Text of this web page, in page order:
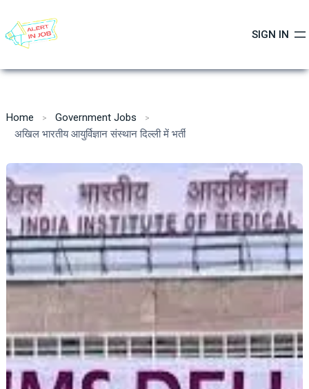
content
SIGN IN
Home
Government Jobs
अखिल भारतीय आयुर्विज्ञान संस्थान दिल्ली में भर्ती